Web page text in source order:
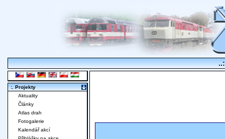
:. Projekty
Aktuality
Články
Atlas drah
Fotogalerie
Kalendář akcí